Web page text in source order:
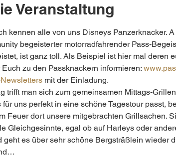
Veranstaltung
kennen alle von uns Disneys Panzerknacker.
begeisterter motorradfahrender Pass-
ist ganz toll. Als Beispiel ist hier mal deren
zu den Passknackern informieren:
mit der Einladung.
trifft man sich zum gemeinsamen Mittags-
uns perfekt in eine schöne Tagestour passt,
Feuer dort unsere mitgebrachten Grillsachen.
Gleichgesinnte, egal ob auf Harleys oder
geht es über sehr schöne Bergsträßlein wieder